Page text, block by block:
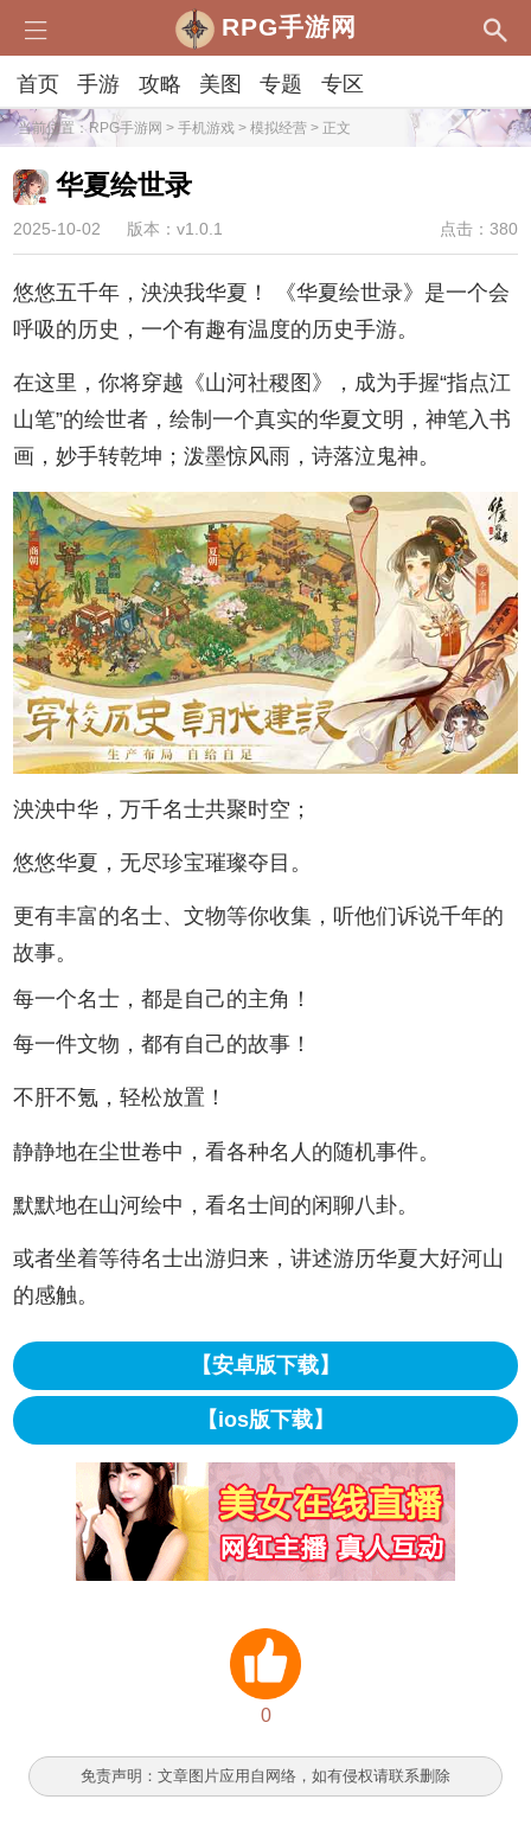
RPG手游网
首页 手游 攻略 美图 专题 专区
当前位置：RPG手游网 > 手机游戏 > 模拟经营 > 正文
华夏绘世录
2025-10-02 版本：v1.0.1 点击：380
悠悠五千年，泱泱我华夏！ 《华夏绘世录》是一个会
呼吸的历史，一个有趣有温度的历史手游。
在这里，你将穿越《山河社稷图》，成为手握“指点江
山笔”的绘世者，绘制一个真实的华夏文明，神笔入书
画，妙手转乾坤；泼墨惊风雨，诗落泣鬼神。
泱泱中华，万千名士共聚时空；
悠悠华夏，无尽珍宝璀璨夺目。
更有丰富的名士、文物等你收集，听他们诉说千年的
故事。
每一个名士，都是自己的主角！
每一件文物，都有自己的故事！
不肝不氪，轻松放置！
静静地在尘世卷中，看各种名人的随机事件。
默默地在山河绘中，看名士间的闲聊八卦。
或者坐着等待名士出游归来，讲述游历华夏大好河山
的感触。
【安卓版下载】
【ios版下载】
0
免责声明：文章图片应用自网络，如有侵权请联系删除